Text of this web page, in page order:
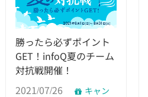
勝ったら必ずポイント
GET！infoQ夏のチーム
対抗戦開催！
2021/07/26
キャン